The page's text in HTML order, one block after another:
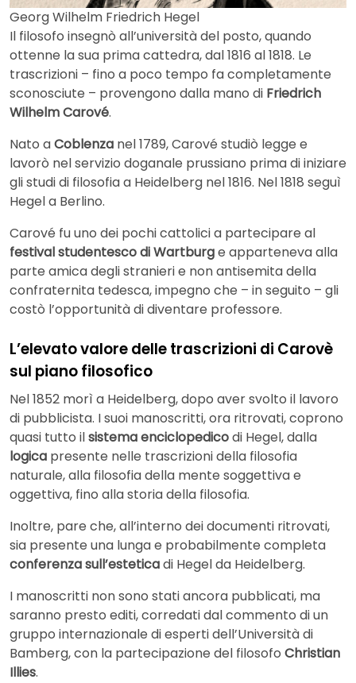
Georg Wilhelm Friedrich Hegel
Il filosofo insegnò all’università del posto, quando
ottenne la sua prima cattedra, dal 1816 al 1818. Le
trascrizioni – fino a poco tempo fa completamente
sconosciute – provengono dalla mano di Friedrich
Wilhelm Carové.
Nato aCoblenza nel 1789, Carové studiò legge e
lavorò nel servizio doganale prussiano prima di iniziare
gli studi di filosofia a Heidelberg nel 1816. Nel 1818 seguì
Hegel a Berlino.
Carové fu uno dei pochi cattolici a partecipare al
festival studentesco di Wartburge apparteneva alla
parte amica degli stranieri e non antisemita della
confraternita tedesca, impegno che – in seguito – gli
costò l’opportunità di diventare professore.
L’elevato valore delle trascrizioni di Carovè
sul piano filosofico
Nel 1852 morì a Heidelberg, dopo aver svolto il lavoro
di pubblicista. I suoi manoscritti, ora ritrovati, coprono
quasi tutto ilsistema enciclopedicodi Hegel, dalla
logica presente nelle trascrizioni della filosofia
naturale, alla filosofia della mente soggettiva e
oggettiva, fino alla storia della filosofia.
Inoltre, pare che, all’interno dei documenti ritrovati,
sia presente una lunga e probabilmente completa
conferenza sull’esteticadi Hegel da Heidelberg.
I manoscritti non sono stati ancora pubblicati, ma
saranno presto editi, corredati dal commento di un
gruppo internazionale di esperti dell’Università di
Bamberg, con la partecipazione del filosofo Christian
Illies.